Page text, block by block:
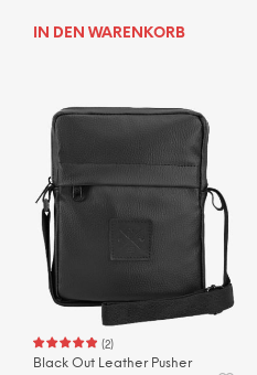
IN DEN WARENKORB
(2)
Black Out Leather Pusher